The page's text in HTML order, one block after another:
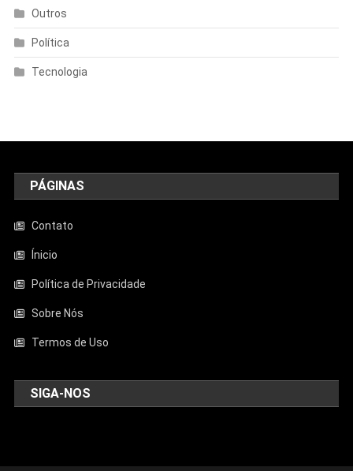
Outros
Política
Tecnologia
PÁGINAS
Contato
Ínicio
Política de Privacidade
Sobre Nós
Termos de Uso
SIGA-NOS